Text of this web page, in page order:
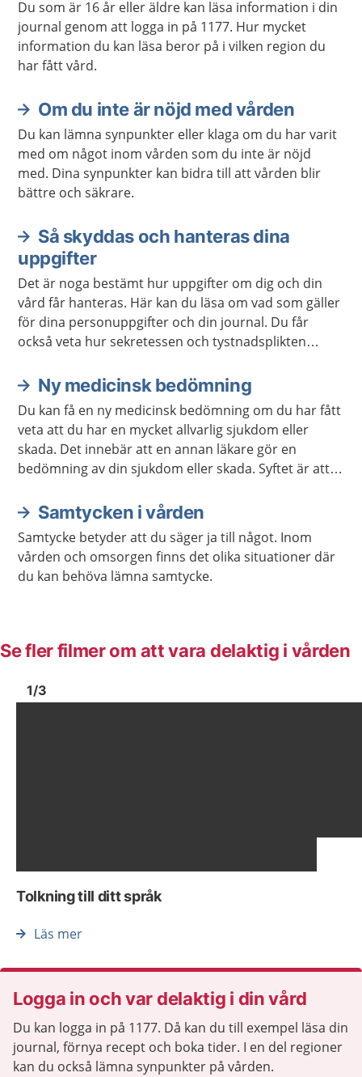
Du som är 16 år eller äldre kan läsa information i din
journal genom att logga in på 1177. Hur mycket
information du kan läsa beror på i vilken region du
har fått vård.
Om du inte är nöjd med vården
Du kan lämna synpunkter eller klaga om du har varit
med om något inom vården som du inte är nöjd
med. Dina synpunkter kan bidra till att vården blir
bättre och säkrare.
Så skyddas och hanteras dina
uppgifter
Det är noga bestämt hur uppgifter om dig och din
vård får hanteras. Här kan du läsa om vad som gäller
för dina personuppgifter och din journal. Du får
också veta hur sekretessen och tystnadsplikten
Ny medicinsk bedömning
Du kan få en ny medicinsk bedömning om du har fått
veta att du har en mycket allvarlig sjukdom eller
skada. Det innebär att en annan läkare gör en
bedömning av din sjukdom eller skada. Syftet är att
passar bäst.
Samtycken i vården
Samtycke betyder att du säger ja till något. Inom
vården och omsorgen finns det olika situationer där
du kan behöva lämna samtycke.
Se fler filmer om att vara delaktig i vården
Bild 1
Tolkning till ditt språk
Läs mer
1/3
Logga in och var delaktig i din vård
Du kan logga in på 1177. Då kan du till exempel läsa din
journal, förnya recept och boka tider. I en del regioner
kan du också lämna synpunkter på vården.